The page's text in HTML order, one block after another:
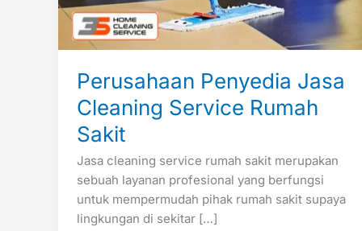
Perusahaan Penyedia Jasa
Cleaning Service Rumah
Sakit
Jasa cleaning service rumah sakit merupakan
sebuah layanan profesional yang berfungsi
untuk mempermudah pihak rumah sakit supaya
lingkungan di sekitar […]